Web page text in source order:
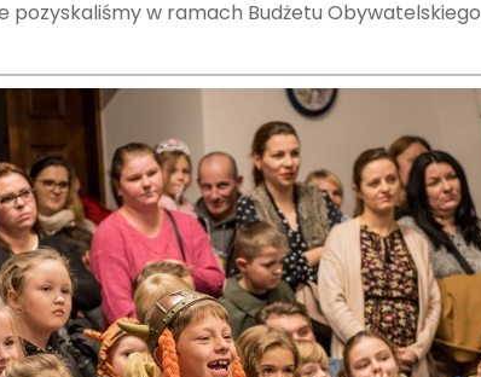
pozyskaliśmy w ramach Budżetu Obywatelskiego